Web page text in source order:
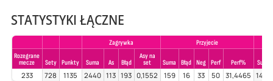
STATYSTYKI ŁĄCZNE
Zagrywka
Przyjecie
Rozegrane
mecze
Sety Punkty Suma As Błąd
Asy na
set
Suma Błąd Neg Perf Perf% Suma
233 728 1135 2440 113 193 0,1552 159 16 33 50 31,4465 1420